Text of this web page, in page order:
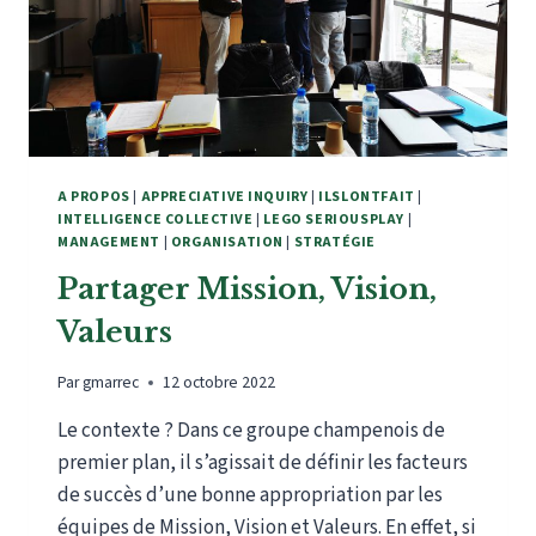
A PROPOS | APPRECIATIVE INQUIRY | ILSLONTFAIT |
INTELLIGENCE COLLECTIVE | LEGO SERIOUSPLAY |
MANAGEMENT | ORGANISATION | STRATÉGIE
Partager Mission, Vision,
Valeurs
Pargmarrec 12 octobre 2022
Le contexte ? Dans ce groupe champenois de
premier plan, il s’agissait de définir les facteurs
de succès d’une bonne appropriation par les
équipes de Mission, Vision et Valeurs. En effet, si